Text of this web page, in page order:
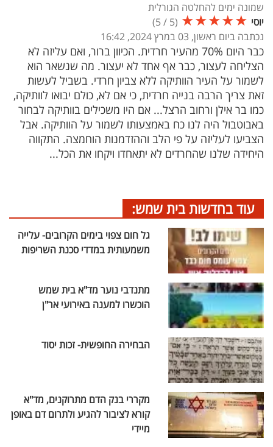
שמונה ימים להחלטה הגורלית
יוסי ★
★
★
★
★
(
5
/
5
)
נכתבה ביום ראשון, 03 במרץ 2024, 16:42
כבר היום 70% מהעיר חרדית. הכיוון ברור, ואם עליזה לא
הצליחה לעצור, כבר אף אחד לא יעצור. מה שנשאר הוא
לשמור על העיר הוותיקה ללא צביון חרדי. בשביל לעשות
זאת צריך הרבה בנייה חרדית, כי אם לא, כולם יבואו לוותיקה,
כמו בר אילן ורחוב הרצל... אם היו משכילים בוותיקה לבחור
באבוטבול היה לנו כח באמצעותו לשמור על הוותיקה. אבל
הצביעו לעליזה על פי הלב וההזדמנות הוחמצה. התקווה
היחידה שלנו שהחרדים לא יתאחדו ויקחו את הכל...
עוד בחדשות בית שמש:
גל חום צפוי בימים הקרובים- עלייה
משמעותית במדדי סכנת השריפות
מתנדבי נוער מד"א בית שמש
הוכשרו למענה באירועי אר"ן
הבחירה החופשית- זכות יסוד
מקררי בנק הדם מתרוקנים, מד"א
קורא לציבור להגיע ולתרום דם באופן
מיידי